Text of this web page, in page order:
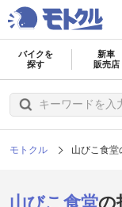
バイクを
探す
新車
販売店
モトクル 山びこ食堂
山びこ食堂の